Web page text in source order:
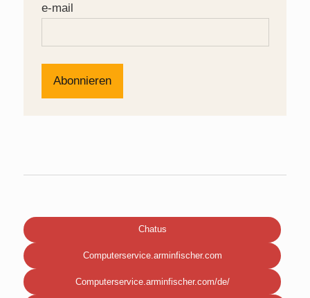
e-mail
Chatus
Computerservice.arminfischer.com
Computerservice.arminfischer.com/de/